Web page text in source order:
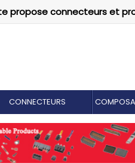
propose connecteurs et
CONNECTEURS